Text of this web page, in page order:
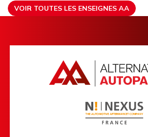
VOIR TOUTES LES ENSEIGNES AA